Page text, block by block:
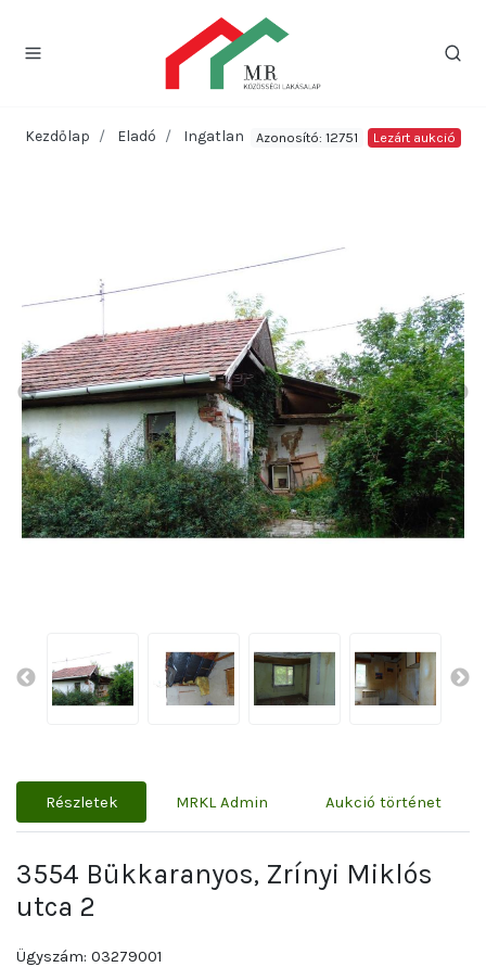
Kezdőlap Eladó Ingatlan Azonosító: 12751 Lezárt aukció
Részletek MRKL Admin Aukció történet
3554 Bükkaranyos, Zrínyi Miklós
utca 2
Ügyszám: 03279001